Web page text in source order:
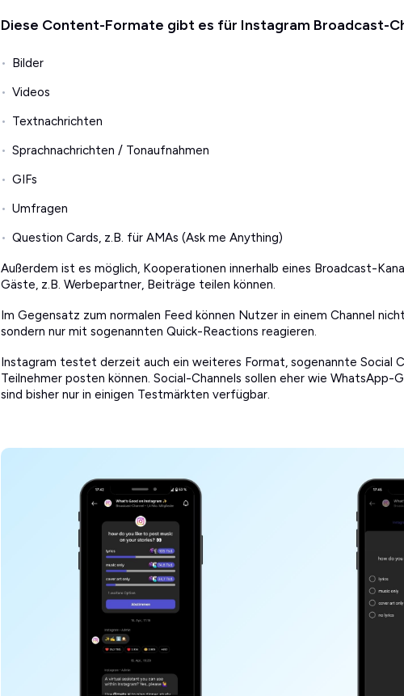
Diese Content-Formate gibt es für Instagram Broadcast-
Bilder
Videos
Textnachrichten
Sprachnachrichten / Tonaufnahmen
GIFs
Umfragen
Question Cards, z.B. für AMAs (Ask me Anything)
Außerdem ist es möglich, Kooperationen innerhalb eines Broadcast-
Gäste, z.B. Werbepartner, Beiträge teilen können.
Im Gegensatz zum normalen Feed können Nutzer in einem Channel
sondern nur mit sogenannten Quick-Reactions reagieren.
Instagram testet derzeit auch ein weiteres Format, sogenannte Social
Teilnehmer posten können. Social-Channels sollen eher wie WhatsApp-
sind bisher nur in einigen Testmärkten verfügbar.